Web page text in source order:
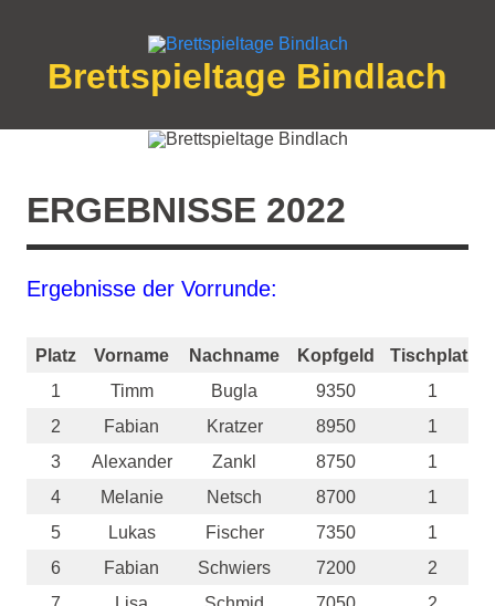
Brettspieltage Bindlach
ERGEBNISSE 2022
Ergebnisse der Vorrunde:
Platz Vorname Nachname Kopfgeld Tischplatz
1
Timm Bugla 9350
1
2
Fabian Kratzer 8950
1
3
Alexander Zankl 8750
1
4
Melanie Netsch 8700
1
5
Lukas Fischer 7350
1
6
Fabian Schwiers 7200
2